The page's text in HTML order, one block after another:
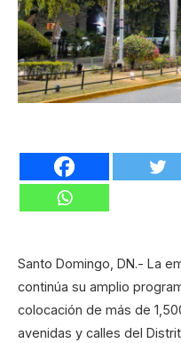
Santo Domingo, DN.- La
continúa su amplio
colocación de más de
avenidas y calles del